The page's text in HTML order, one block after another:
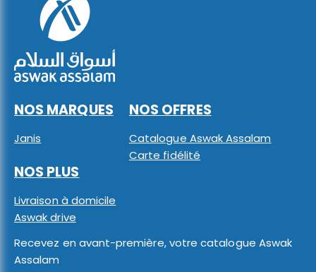
NOS MARQUES
Janis
NOS OFFRES
Catalogue Aswak Assalam
Carte fidélité
NOS PLUS
Livraison à domicile
Aswak drive
Recevez en avant-première, votre catalogue Aswak
Assalam